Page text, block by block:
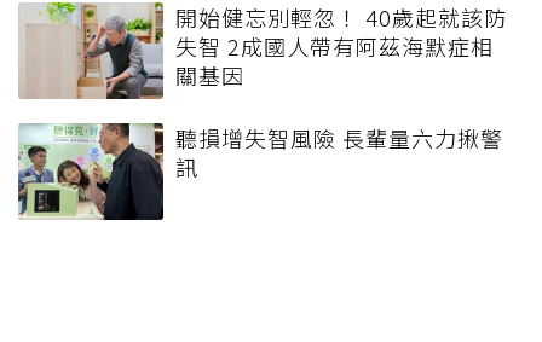
開始健忘別輕忽！ 40歲起就該防
失智 2成國人帶有阿茲海默症相
關基因
聽損增失智風險 長輩量六力揪警
訊